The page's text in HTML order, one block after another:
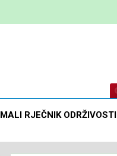
MALI RJEČNIK ODRŽIVOSTI